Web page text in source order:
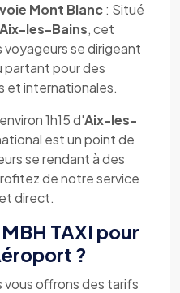
Mont Blanc: Situé
Aix-les-Bains, cet
se dirigeant
partant pour des
et internationales.
1h15 d'Aix-les-
est un point de
se rendant à des
de notre service
direct.
TAXI pour
?
vous offrons des tarifs